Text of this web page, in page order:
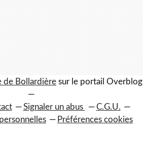
de Bollardière sur le portail Overblog
Signaler un abus
C.G.U.
Préférences cookies